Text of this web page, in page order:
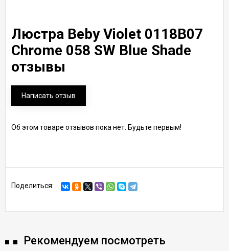
Люстра Beby Violet 0118B07
Chrome 058 SW Blue Shade
отзывы
Написать отзыв
Об этом товаре отзывов пока нет. Будьте первым!
Поделиться:
Рекомендуем посмотреть